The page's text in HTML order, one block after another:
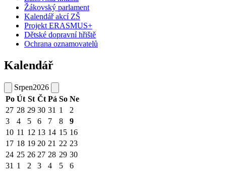
Žákovský parlament
Kalendář akcí ZŠ
Projekt ERASMUS+
Dětské dopravní hřiště
Ochrana oznamovatelů
Kalendář
Srpen2026
Po Út St Čt Pá So Ne
27 28 29 30 31 1
2
3
4 5 6 7 8
9
10 11 12 13 14 15 16
17 18 19 20 21 22 23
24 25 26 27 28 29 30
31 1 2 3 4 5 6